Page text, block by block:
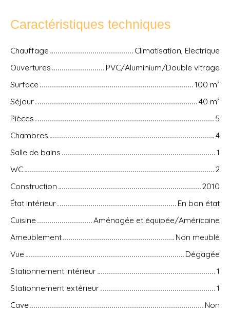
Caractéristiques techniques
Chauffage
Climatisation, Electrique
Ouvertures
PVC/Aluminium/Double vitrage
Surface
100 m²
Séjour
40 m²
Pièces
5
Chambres
4
Salle de bains
1
WC
2
Construction
2010
État intérieur
En bon état
Cuisine
Aménagée et équipée/Américaine
Ameublement
Non meublé
Vue
Dégagée
Stationnement intérieur
1
Stationnement extérieur
1
Cave
Non